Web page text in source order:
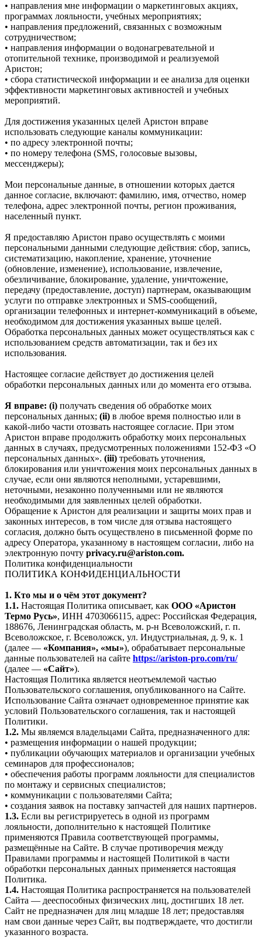
• направления мне информации о маркетинговых акциях,
программах лояльности, учебных мероприятиях;
• направления предложений, связанных с возможным
сотрудничеством;
• направления информации о водонагревательной и
отопительной технике, производимой и реализуемой
Аристон;
• сбора статистической информации и ее анализа для оценки
эффективности маркетинговых активностей и учебных
мероприятий.
Для достижения указанных целей Аристон вправе
использовать следующие каналы коммуникации:
• по адресу электронной почты;
• по номеру телефона (SMS, голосовые вызовы,
мессенджеры);
Мои персональные данные, в отношении которых дается
данное согласие, включают: фамилию, имя, отчество, номер
телефона, адрес электронной почты, регион проживания,
населенный пункт.
Я предоставляю Аристон право осуществлять с моими
персональными данными следующие действия: сбор, запись,
систематизацию, накопление, хранение, уточнение
(обновление, изменение), использование, извлечение,
обезличивание, блокирование, удаление, уничтожение,
передачу (предоставление, доступ) партнерам, оказывающим
услуги по отправке электронных и SMS‑сообщений,
организации телефонных и интернет‑коммуникаций в объеме,
необходимом для достижения указанных выше целей.
Обработка персональных данных может осуществляться как с
использованием средств автоматизации, так и без их
использования.
Настоящее согласие действует до достижения целей
обработки персональных данных или до момента его отзыва.
Я вправе: (i) получать сведения об обработке моих
персональных данных; (ii) в любое время полностью или в
какой-либо части отозвать настоящее согласие. При этом
Аристон вправе продолжить обработку моих персональных
данных в случаях, предусмотренных положениями 152-ФЗ «О
персональных данных». (iii) требовать уточнения,
блокирования или уничтожения моих персональных данных в
случае, если они являются неполными, устаревшими,
неточными, незаконно полученными или не являются
необходимыми для заявленных целей обработки.
Обращение к Аристон для реализации и защиты моих прав и
законных интересов, в том числе для отзыва настоящего
согласия, должно быть осуществлено в письменной форме по
адресу Оператора, указанному в настоящем согласии, либо на
электронную почту privacy.ru@ariston.com.
Политика конфиденциальности
ПОЛИТИКА КОНФИДЕНЦИАЛЬНОСТИ
1. Кто мы и о чём этот документ?
1.1. Настоящая Политика описывает, как ООО «Аристон
Термо Русь», ИНН 4703066115, адрес: Российская Федерация,
188676, Ленинградская область, м. р-н Всеволожский, г. п.
Всеволожское, г. Всеволожск, ул. Индустриальная, д. 9, к. 1
(далее — «Компания», «мы»), обрабатывает персональные
данные пользователей на сайте https://ariston-pro.com/ru/
(далее — «Сайт»).
Настоящая Политика является неотъемлемой частью
Пользовательского соглашения, опубликованного на Сайте.
Использование Сайта означает одновременное принятие как
условий Пользовательского соглашения, так и настоящей
Политики.
1.2. Мы являемся владельцами Сайта, предназначенного для:
• размещения информации о нашей продукции;
• публикации обучающих материалов и организации учебных
семинаров для профессионалов;
• обеспечения работы программ лояльности для специалистов
по монтажу и сервисных специалистов;
• коммуникации с пользователями Сайта;
• создания заявок на поставку запчастей для наших партнеров.
1.3. Если вы регистрируетесь в одной из программ
лояльности, дополнительно к настоящей Политике
применяются Правила соответствующей программы,
размещённые на Сайте. В случае противоречия между
Правилами программы и настоящей Политикой в части
обработки персональных данных применяется настоящая
Политика.
1.4. Настоящая Политика распространяется на пользователей
Сайта — дееспособных физических лиц, достигших 18 лет.
Сайт не предназначен для лиц младше 18 лет; предоставляя
нам свои данные через Сайт, вы подтверждаете, что достигли
указанного возраста.